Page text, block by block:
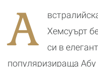
наведнъж
А
Хемсуърт
си в
популяризираща Абу